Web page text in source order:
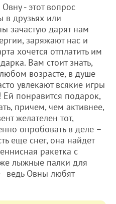
- этот вопрос
в друзьях или
зачастую дарят нам
заряжают нас и
хочется отплатить им
Вам стоит знать,
возрасте, в душе
увлекают всякие игры
понравится подарок,
причем, чем активнее,
желателен тот,
опробовать в деле –
еще снег, она найдет
ракетка с
лыжные палки для
ведь Овны любят